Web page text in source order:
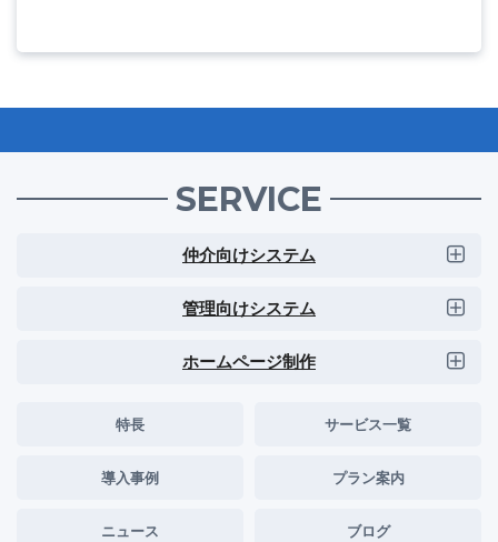
SERVICE
仲介向けシステム
管理向けシステム
ホームページ制作
特長 サービス一覧
導入事例 プラン案内
ニュース ブログ